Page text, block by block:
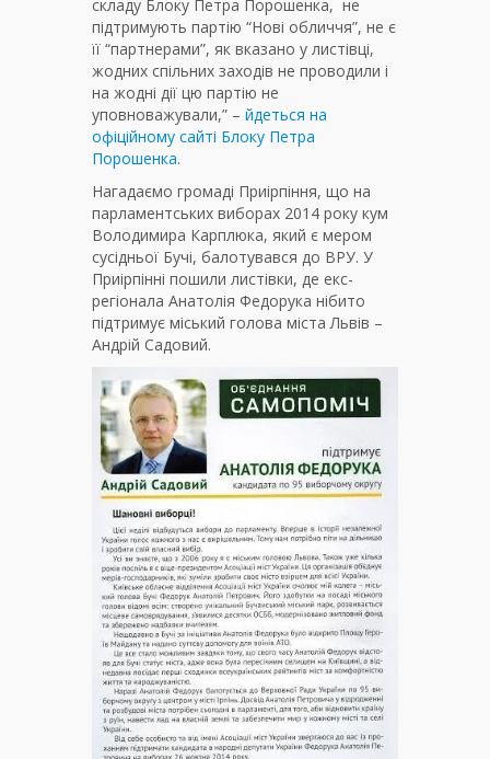
складу Блоку Петра Порошенка, не
підтримують партію “Нові обличчя”, не є
її “партнерами”, як вказано у листівці,
жодних спільних заходів не проводили і
на жодні дії цю партію не
уповноважували,” – йдеться на
офіційному сайті Блоку Петра
Порошенка.
Нагадаємо громаді Приірпіння, що на
парламентських виборах 2014 року кум
Володимира Карплюка, який є мером
сусідньої Бучі, балотувався до ВРУ. У
Приірпінні пошили листівки, де екс-
регіонала Анатолія Федорука нібито
підтримує міський голова міста Львів –
Андрій Садовий.